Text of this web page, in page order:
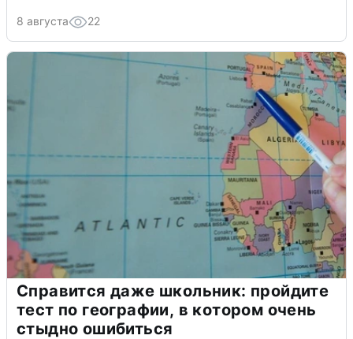
8 августа 22
Справится даже школьник: пройдите
тест по географии, в котором очень
стыдно ошибиться